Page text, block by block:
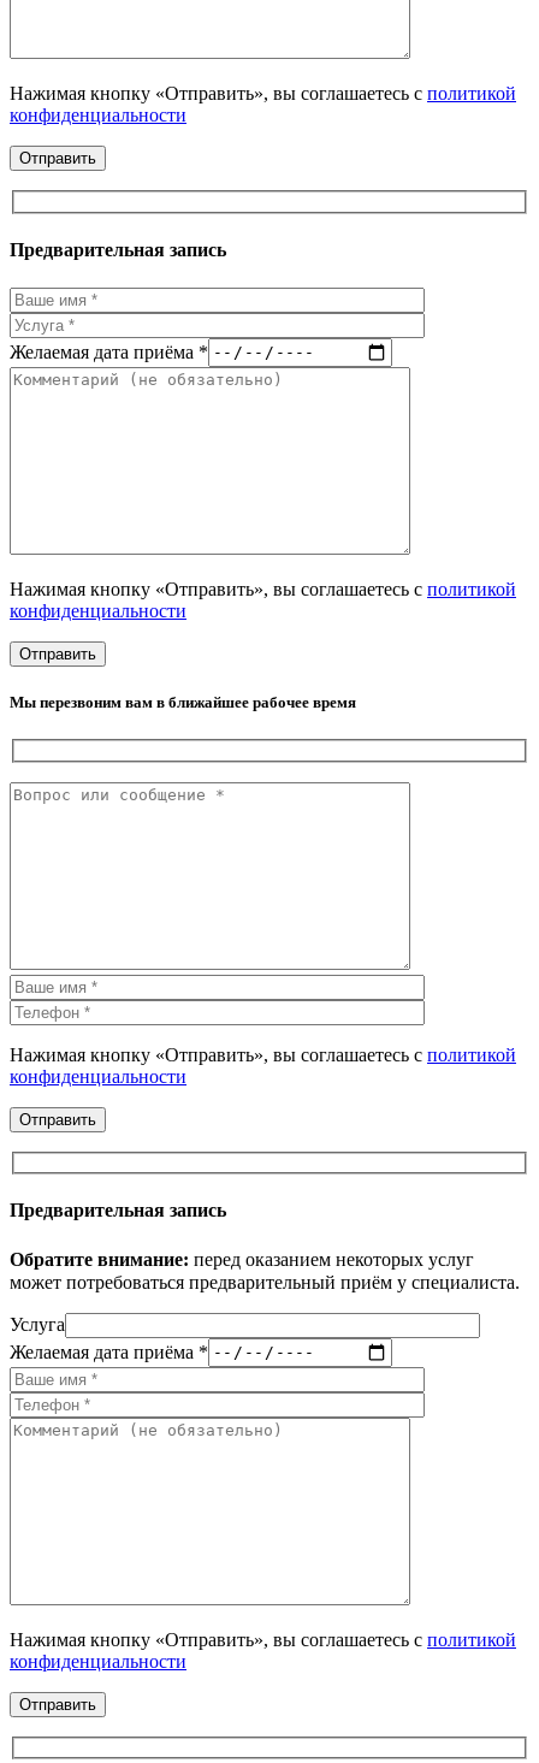
Нажимая кнопку «Отправить», вы соглашаетесь с политикой
конфиденциальности
Предварительная запись
Желаемая дата приёма *
Нажимая кнопку «Отправить», вы соглашаетесь с политикой
конфиденциальности
Мы перезвоним вам в ближайшее рабочее время
Нажимая кнопку «Отправить», вы соглашаетесь с политикой
конфиденциальности
Предварительная запись
Обратите внимание: перед оказанием некоторых услуг
может потребоваться предварительный приём у специалиста.
Услуга
Желаемая дата приёма *
Нажимая кнопку «Отправить», вы соглашаетесь с политикой
конфиденциальности